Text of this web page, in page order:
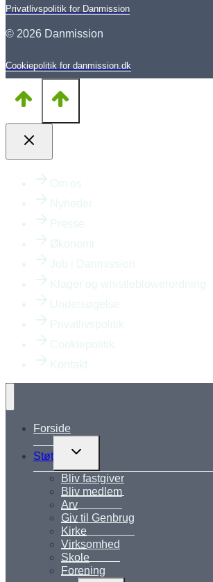
Privatlivspolitik for Danmission
© 2026 Danmission
Cookiepolitik for danmission.dk
Forside
Støt
Skift
Bliv fastgiver
Bliv medlem
Arv
Giv til Genbrug
Kirke
Virksomhed
Skole
Forening